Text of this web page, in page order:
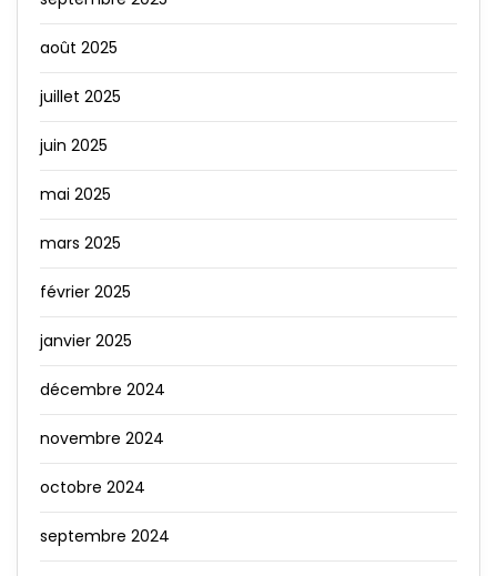
août 2025
juillet 2025
juin 2025
mai 2025
mars 2025
février 2025
janvier 2025
décembre 2024
novembre 2024
octobre 2024
septembre 2024